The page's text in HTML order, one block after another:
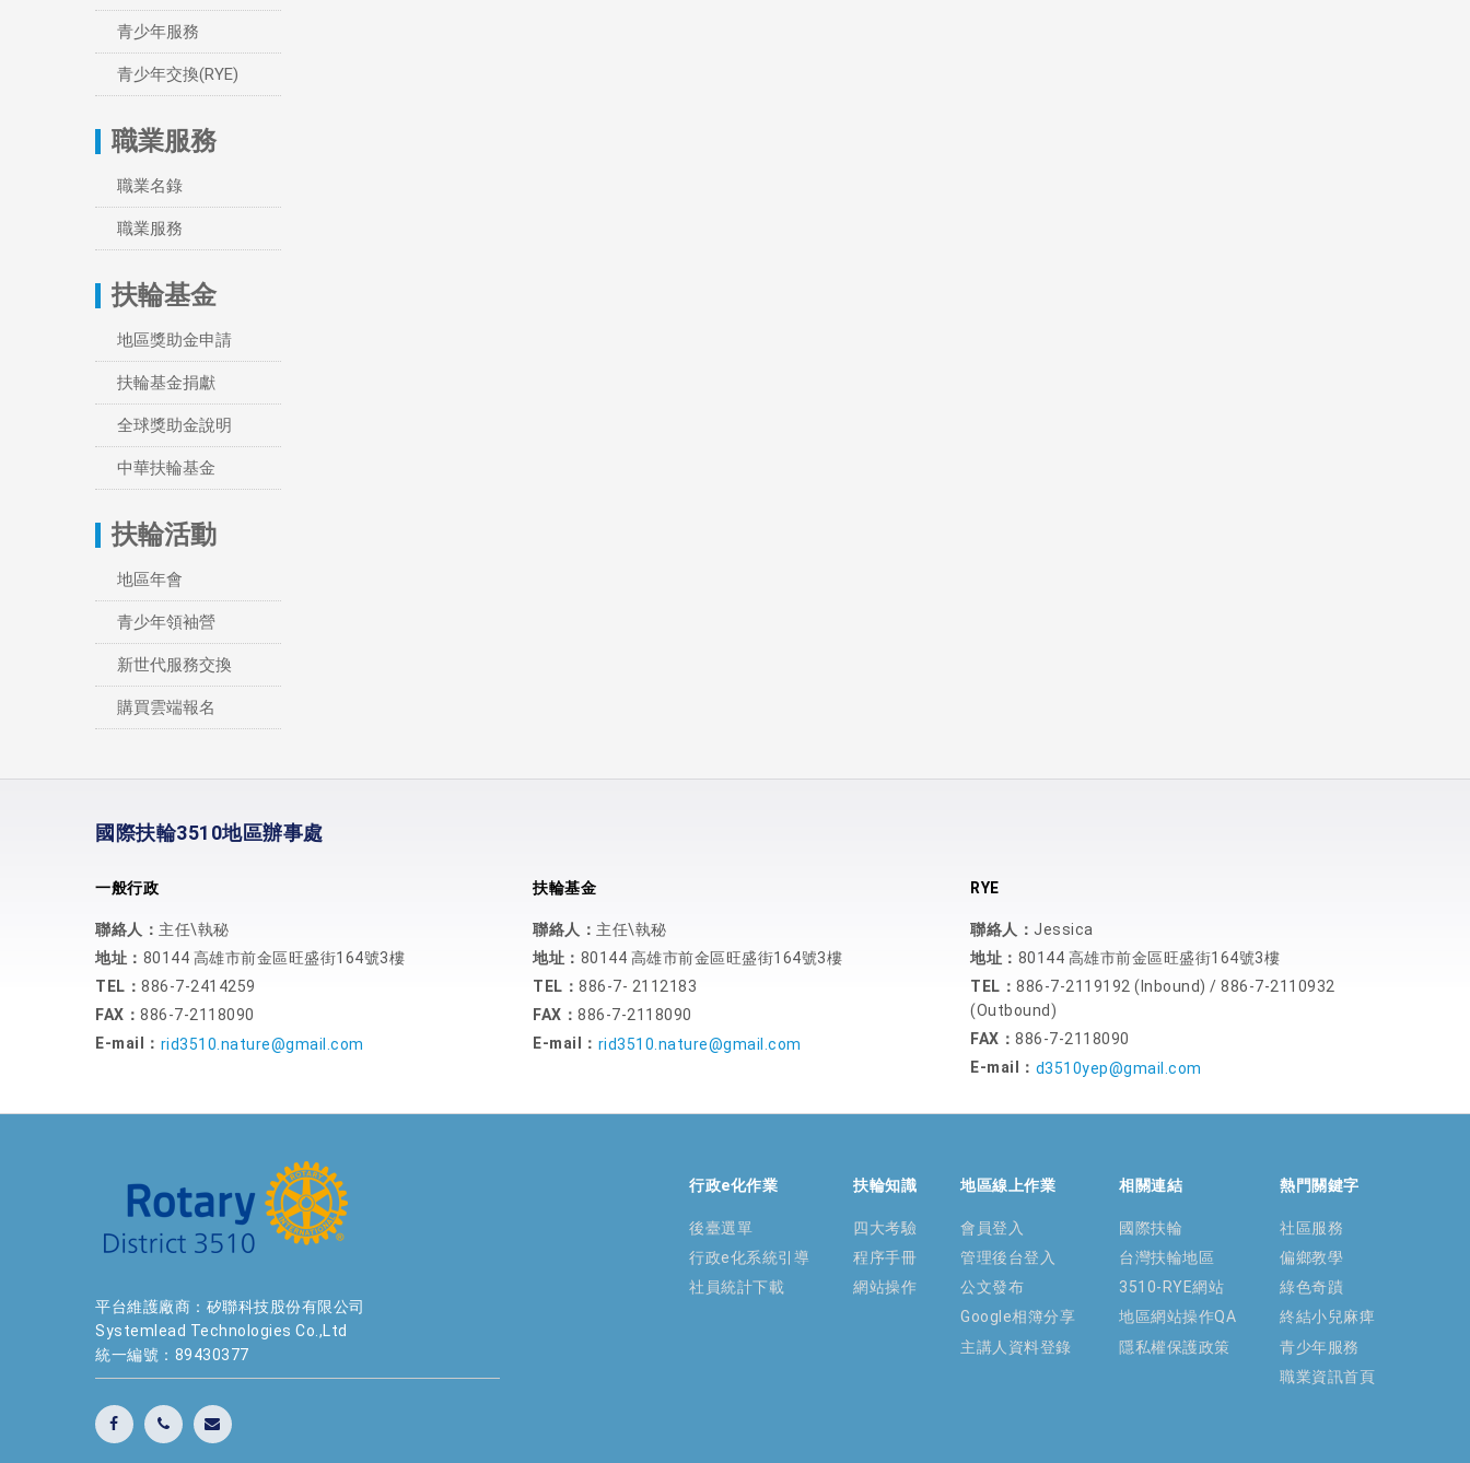
青少年服務
青少年交換(RYE)
職業服務
職業名錄
職業服務
扶輪基金
地區獎助金申請
扶輪基金捐獻
全球獎助金說明
中華扶輪基金
扶輪活動
地區年會
青少年領袖營
新世代服務交換
購買雲端報名
國際扶輪3510地區辦事處
一般行政
聯絡人： 主任\執秘
地址： 80144 高雄市前金區旺盛街164號3樓
TEL： 886-7-2414259
FAX： 886-7-2118090
E-mail： rid3510.nature@gmail.com
扶輪基金
聯絡人： 主任\執秘
地址： 80144 高雄市前金區旺盛街164號3樓
TEL： 886-7- 2112183
FAX： 886-7-2118090
E-mail： rid3510.nature@gmail.com
RYE
聯絡人： Jessica
地址： 80144 高雄市前金區旺盛街164號3樓
TEL： 886-7-2119192 (Inbound) / 886-7-2110932
(Outbound)
FAX： 886-7-2118090
E-mail： d3510yep@gmail.com
平台維護廠商：矽聯科技股份有限公司
Systemlead Technologies Co.,Ltd
統一編號：89430377
熱門關鍵字
社區服務
偏鄉教學
綠色奇蹟
終結小兒麻痺
青少年服務
職業資訊首頁
相關連結
國際扶輪
台灣扶輪地區
3510-RYE網站
地區網站操作QA
隱私權保護政策
地區線上作業
會員登入
管理後台登入
公文發布
Google相簿分享
主講人資料登錄
扶輪知識
四大考驗
程序手冊
網站操作
行政e化作業
後臺選單
行政e化系統引導
社員統計下載